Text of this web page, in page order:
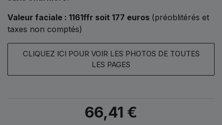
Valeur faciale : 1161ffr soit 177 euros (préoblitérés et
taxes non comptés)
CLIQUEZ ICI POUR VOIR LES PHOTOS DE TOUTES
LES PAGES
66,41 €